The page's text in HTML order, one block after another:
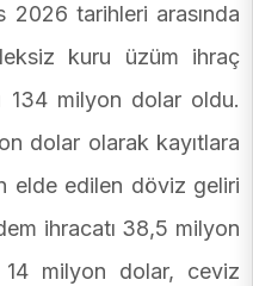
2026 tarihleri arasında
kuru üzüm ihraç
134 milyon dolar oldu.
dolar olarak kayıtlara
elde edilen döviz geliri
ihracatı 38,5 milyon
14 milyon dolar, ceviz